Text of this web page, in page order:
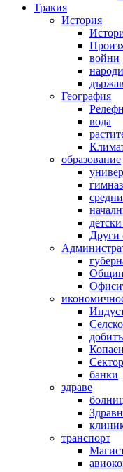
Тракия
История
войни
народи
География
вода
образование
Други
банки
здраве
транспорт